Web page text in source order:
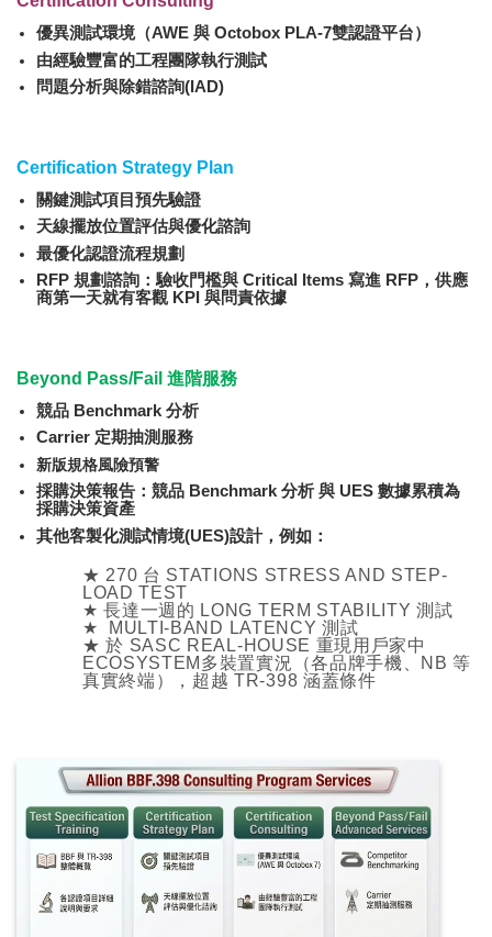
優異測試環境（AWE 與 Octobox PLA-7雙認證平台）
由經驗豐富的工程團隊執行測試
問題分析與除錯諮詢(IAD)
Certification Strategy Plan
關鍵測試項目預先驗證
天線擺放位置評估與優化諮詢
最優化認證流程規劃
RFP 規劃諮詢：驗收門檻與 Critical Items 寫進 RFP，供應
商第一天就有客觀 KPI 與問責依據
Beyond Pass/Fail 進階服務
競品 Benchmark 分析
Carrier 定期抽測服務
新版規格風險預警
採購決策報告：競品 Benchmark 分析 與 UES 數據累積為
採購決策資產
其他客製化測試情境(UES)設計，例如：
★ 270 台 STATIONS STRESS AND STEP-
LOAD TEST
★長達一週的 LONG TERM STABILITY 測試
★
MULTI-BAND LATENCY 測試
★於 SASC REAL-HOUSE 重現用戶家中
ECOSYSTEM多裝置實況（各品牌手機、NB 等
真實終端），超越 TR-398 涵蓋條件